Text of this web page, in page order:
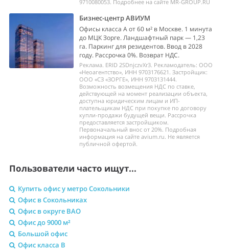
9710080053. Подробнее на сайте MR-GROUP.RU
Бизнес-центр АВИУМ
Офисы класса А от 60 м² в Москве. 1 минута
до МЦК Зорге. Ландшафтный парк — 1,23
га. Паркинг для резидентов. Ввод в 2028
году. Рассрочка 0%. Возврат НДС.
Реклама. ERID 2SDnjczvXr3. Рекламодатель: ООО
«Неоагентство», ИНН 9703176621. Застройщик:
ООО «СЗ «ЗОРГЕ», ИНН 9703131444.
Возможность возмещения НДС по ставке,
действующей на момент реализации объекта,
доступна юридическим лицам и ИП-
плательщикам НДС при покупке по договору
купли-продажи будущей вещи. Рассрочка
предоставляется застройщиком.
Первоначальный внос от 20%. Подробная
информация на сайте avium.ru. Не является
публичной офертой.
Пользователи часто ищут...
Купить офис у метро Сокольники
Офис в Сокольниках
Офис в округе ВАО
Офис до 9000 м²
Большой офис
Офис класса B